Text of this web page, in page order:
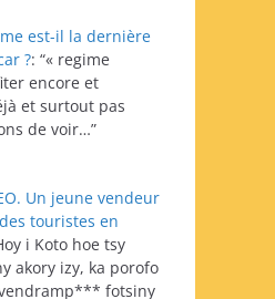
est-il la dernière
?: “« regime
encore et
et surtout pas
de voir…”
Un jeune vendeur
touristes en
i Koto hoe tsy
akory izy, ka porofo
fotsiny